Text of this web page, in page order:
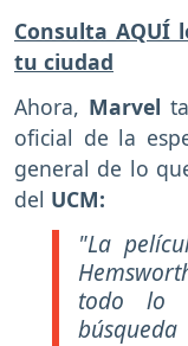
Consulta AQUÍ
tu ciudad
Ahora, Marvel
oficial de la
general de lo
del UCM:
"La
todo lo